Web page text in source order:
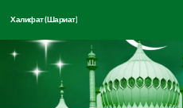
Перейти к содержимому
Халифат (Шариат)